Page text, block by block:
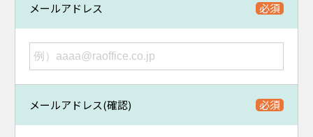
メールアドレス
メールアドレス(確認)